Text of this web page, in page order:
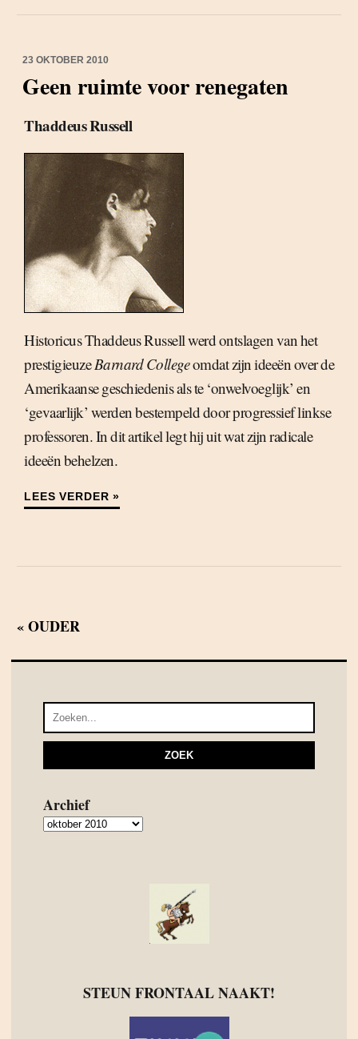
23 OKTOBER 2010
Geen ruimte voor renegaten
Thaddeus Russell
Historicus Thaddeus Russell werd ontslagen van het
prestigieuzeBarnard Collegeomdat zijn ideeën over de
Amerikaanse geschiedenis als te ‘onwelvoeglijk’ en
‘gevaarlijk’ werden bestempeld door progressief linkse
professoren. In dit artikel legt hij uit wat zijn radicale
ideeën behelzen.
LEES VERDER »
« OUDER
Archief
Archief
STEUN FRONTAAL NAAKT!